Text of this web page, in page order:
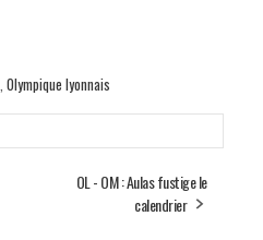
Olympique lyonnais
OL - OM : Aulas fustige le
calendrier